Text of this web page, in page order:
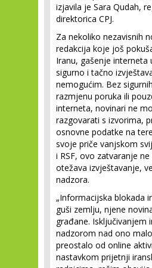
izjavila je Sara Qudah,
direktorica CPJ.
Za nekoliko nezavisnih
redakcija koje još
Iranu, gašenje interneta
sigurno i tačno
nemogućim. Bez
razmjenu poruka ili
interneta, novinari ne
razgovarati s izvorima,
osnovne podatke na
svoje priče vanjskom
i RSF, ovo zatvaranje
otežava izvještavanje,
nadzora.
„Informacijska blokada
guši zemlju, njene
građane. Isključivanjem
nadzorom nad ono
preostalo od online
nastavkom prijetnji